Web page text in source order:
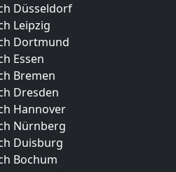
Düsseldorf
Leipzig
Dortmund
Essen
Bremen
Dresden
Hannover
Nürnberg
Duisburg
Bochum